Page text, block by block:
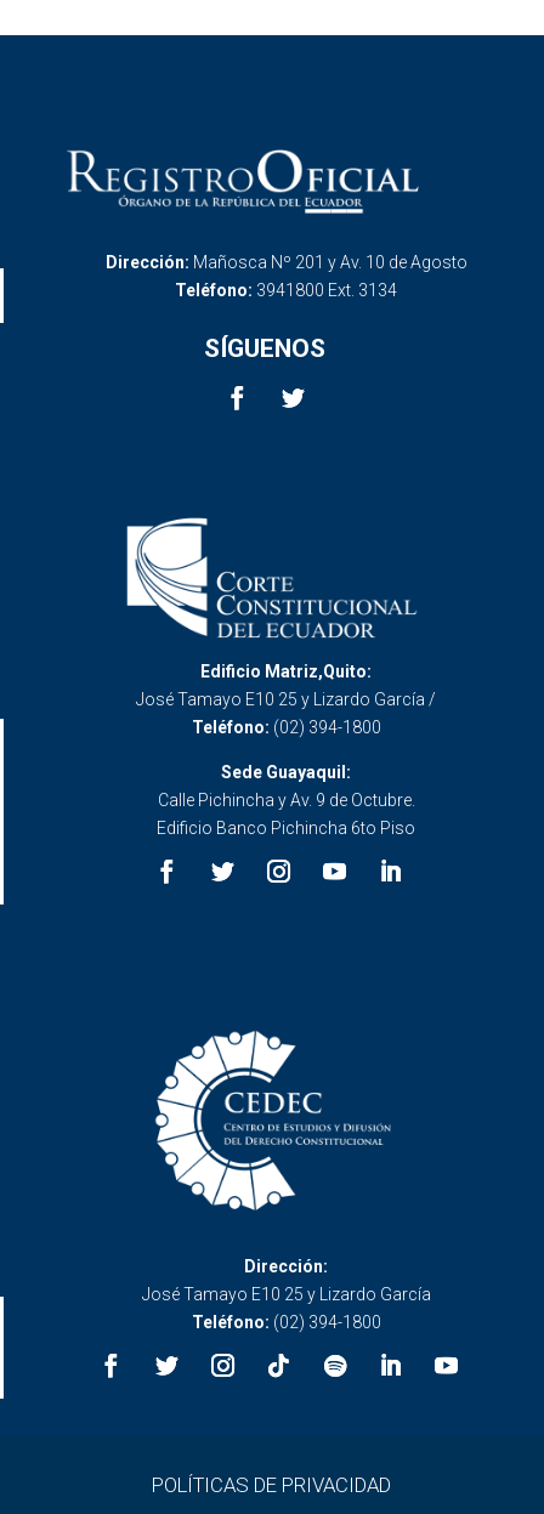
Dirección: Mañosca Nº 201 y Av. 10 de Agosto
Teléfono: 3941800 Ext. 3134
SÍGUENOS
Edificio Matriz,Quito:
José Tamayo E10 25 y Lizardo García /
Teléfono: (02) 394-1800
Sede Guayaquil:
Calle Pichincha y Av. 9 de Octubre.
Edificio Banco Pichincha 6to Piso
Dirección:
José Tamayo E10 25 y Lizardo García
Teléfono: (02) 394-1800
POLÍTICAS DE PRIVACIDAD